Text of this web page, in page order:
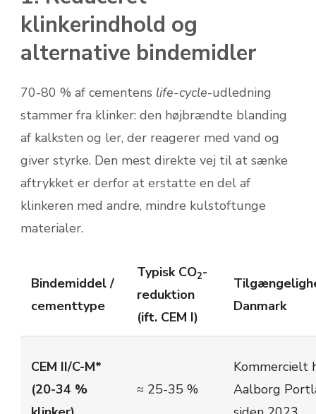
klinkerindhold og
alternative bindemidler
70-80 % af cementens life-cycle-udledning
stammer fra klinker: den højbrændte blanding
af kalksten og ler, der reagerer med vand og
giver styrke. Den mest direkte vej til at sænke
aftrykket er derfor at erstatte en del af
klinkeren med andre, mindre kulstoftunge
materialer.
Bindemiddel /
cementtype
Typisk CO2-
reduktion
(ift. CEM I)
Danmark
CEM II/C-M*
(20-34 %
≈ 25-35 %
Kommercielt
Aalborg